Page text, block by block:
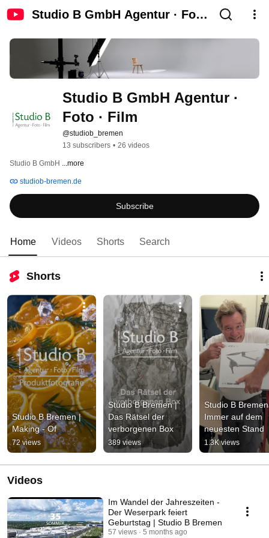
Studio B GmbH Agentur · Foto
Studio B GmbH Agentur ·
Foto · Film
@studiob_bremen
13 subscribers • 26 videos
Studio B GmbH ...more
studiob-bremen.de
Subscribe
Home Videos Shorts Search
Shorts
Studio B Bremen |
Making - Of
72 views
Studio B Bremen |
Das Rätsel der
verborgenen Box
389 views
Studio B
Immer auf dem
neuesten Stand
1.3K views
Videos
Im Wandel der Jahreszeiten -
Der Weserpark feiert
Geburtstag | Studio B Bremen
57 views 5 months ago